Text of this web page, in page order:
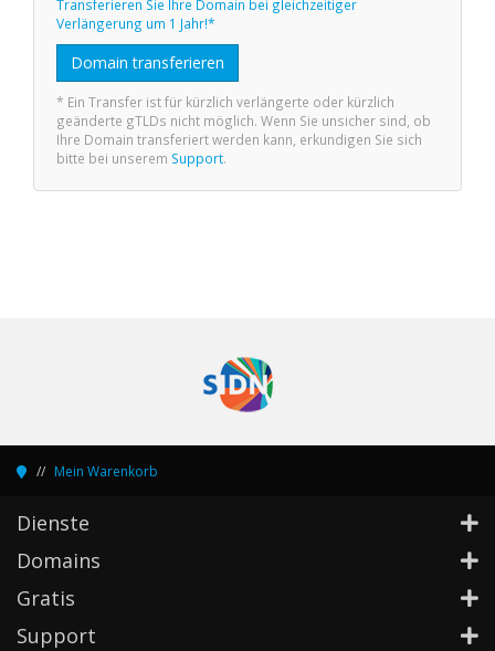
Transferieren Sie Ihre Domain bei gleichzeitiger
Verlängerung um 1 Jahr!*
Domain transferieren
* Ein Transfer ist für kürzlich verlängerte oder kürzlich
geänderte gTLDs nicht möglich. Wenn Sie unsicher sind, ob
Ihre Domain transferiert werden kann, erkundigen Sie sich
bitte bei unserem Support.
Mein Warenkorb
Dienste
Domains
Gratis
Support